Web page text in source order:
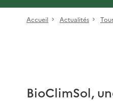
Accueil Actualités
BioClimSol,